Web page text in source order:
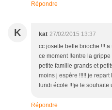
Répondre
K kat 27/02/2015 13:37
cc josette belle brioche !!!
ce moment !!entre la
petite famille grands et
moins j espère !!!!!.je
lundi école !!!je te souhaite
Répondre